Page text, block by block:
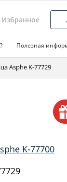
Избранное
Полезная
Asphe K-77729
K-77700